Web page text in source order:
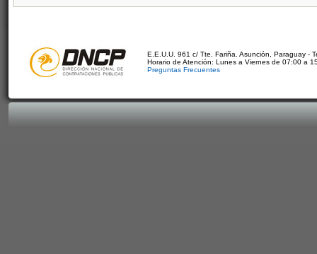
E.E.U.U. 961 c/ Tte. Fariña. Asunción, Paraguay -
Horario de Atención: Lunes a Viernes de 07:00 a
Preguntas Frecuentes